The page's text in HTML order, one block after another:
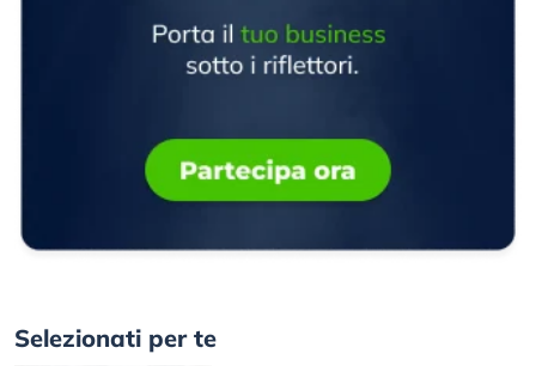
Selezionati per te